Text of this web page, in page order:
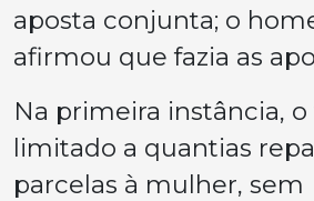
aposta conjunta; o
afirmou que fazia as
Na primeira instância,
limitado a quantias
parcelas à mulher, sem